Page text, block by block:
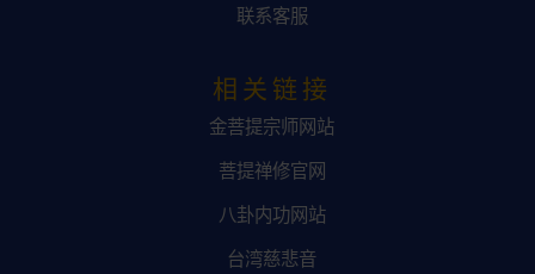
联系客服
相关链接
金菩提宗师网站
菩提禅修官网
八卦内功网站
台湾慈悲音